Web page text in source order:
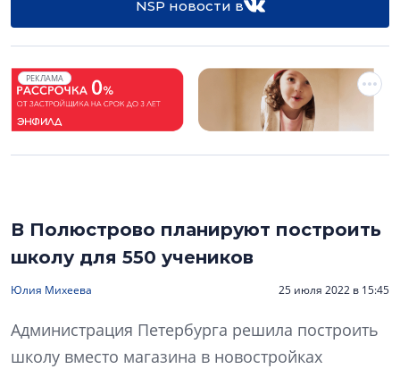
NSP новости в
РЕКЛАМА
В Полюстрово планируют построить
школу для 550 учеников
Юлия Михеева 25 июля 2022 в 15:45
Администрация Петербурга решила построить
школу вместо магазина в новостройках